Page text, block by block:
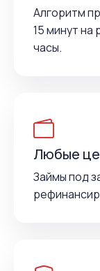
Алгоритм
15 минут
часы.
Любые
Займы под